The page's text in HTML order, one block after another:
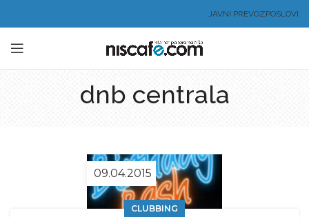
JAVNI PREVOZPOSLOVI
dnb centrala
09.04.2015
CLUBBING